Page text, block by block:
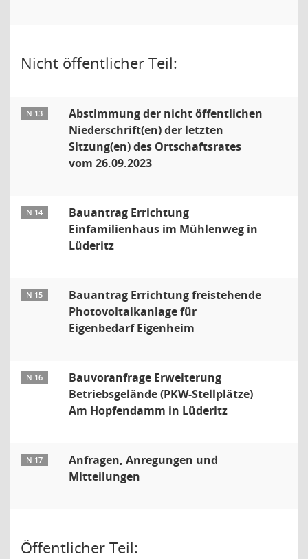
Nicht öffentlicher Teil:
N 13
Abstimmung der nicht öffentlichen
Niederschrift(en) der letzten
Sitzung(en) des Ortschaftsrates
vom 26.09.2023
N 14
Bauantrag Errichtung
Einfamilienhaus im Mühlenweg in
Lüderitz
N 15
Bauantrag Errichtung freistehende
Photovoltaikanlage für
Eigenbedarf Eigenheim
N 16
Bauvoranfrage Erweiterung
Betriebsgelände (PKW-Stellplätze)
Am Hopfendamm in Lüderitz
N 17
Anfragen, Anregungen und
Mitteilungen
Öffentlicher Teil: